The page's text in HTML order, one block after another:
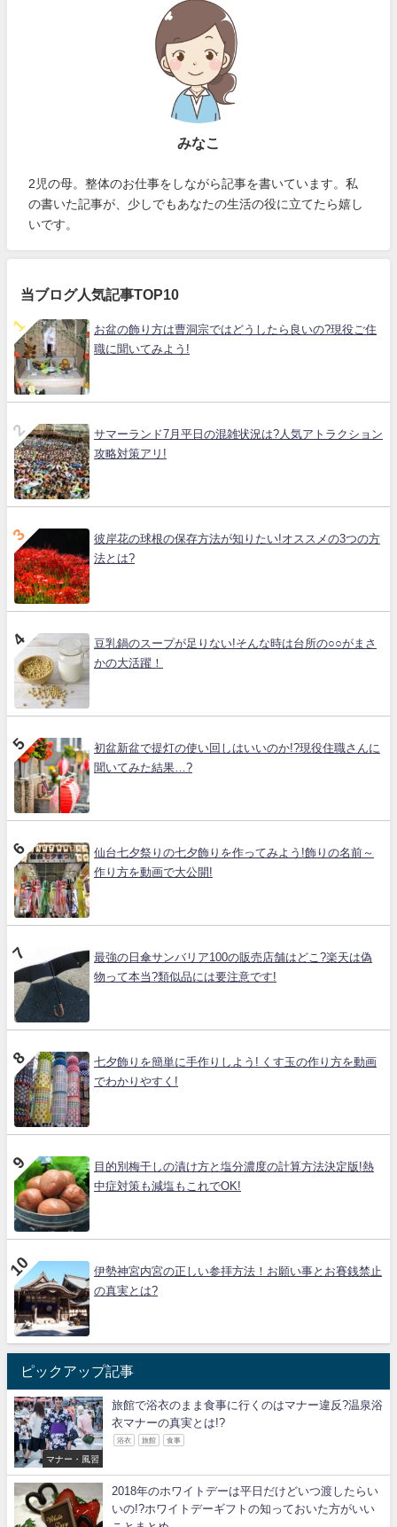
みなこ
2児の母。整体のお仕事をしながら記事を書いています。私
の書いた記事が、少しでもあなたの生活の役に立てたら嬉し
いです。
当ブログ人気記事TOP10
お盆の飾り方は曹洞宗ではどうしたら良いの?現役ご住
職に聞いてみよう!
サマーランド7月平日の混雑状況は?人気アトラクション
攻略対策アリ!
彼岸花の球根の保存方法が知りたい!オススメの3つの方
法とは?
豆乳鍋のスープが足りない!そんな時は台所の○○がまさ
かの大活躍！
初盆新盆で提灯の使い回しはいいのか!?現役住職さんに
聞いてみた結果…?
仙台七夕祭りの七夕飾りを作ってみよう!飾りの名前～
作り方を動画で大公開!
最強の日傘サンバリア100の販売店舗はどこ?楽天は偽
物って本当?類似品には要注意です!
七夕飾りを簡単に手作りしよう! くす玉の作り方を動画
でわかりやすく!
目的別梅干しの漬け方と塩分濃度の計算方法決定版!熱
中症対策も減塩もこれでOK!
伊勢神宮内宮の正しい参拝方法！お願い事とお賽銭禁止
の真実とは?
ピックアップ記事
マナー・風習
旅館で浴衣のまま食事に行くのはマナー違反?温泉浴
衣マナーの真実とは!?
浴衣 旅館 食事
2018年のホワイトデーは平日だけどいつ渡したらい
いの!?ホワイトデーギフトの知っておいた方がいい